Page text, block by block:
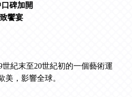
碑加開
饗宴
世紀末至20世紀初的一個藝術運
美，影響全球。